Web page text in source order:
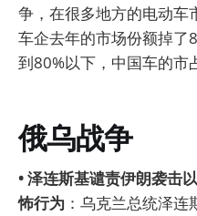
争，在很多地方的电动车
车企去年的市场份额掉了
到80%以下，中国车的市
俄乌战争
• 泽连斯基谴责伊朗袭击
怖行为 ：乌克兰总统泽